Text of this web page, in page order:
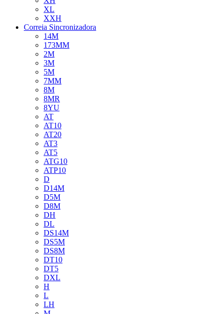
XL
XXH
Correia Sincronizadora
14M
173MM
2M
3M
5M
7MM
8M
8MR
8YU
AT
AT10
AT20
AT3
AT5
ATG10
ATP10
D
D14M
D5M
D8M
DH
DL
DS14M
DS5M
DS8M
DT10
DT5
DXL
H
L
LH